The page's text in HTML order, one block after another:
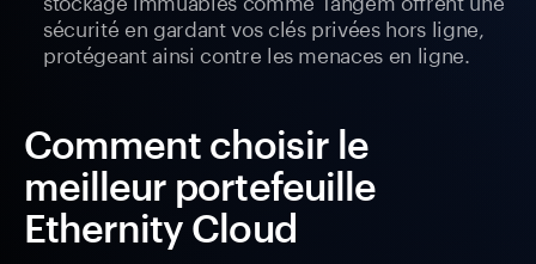
sécurité en gardant vos clés privées hors ligne,
protégeant ainsi contre les menaces en ligne.
Comment choisir le
meilleur portefeuille
Ethernity Cloud